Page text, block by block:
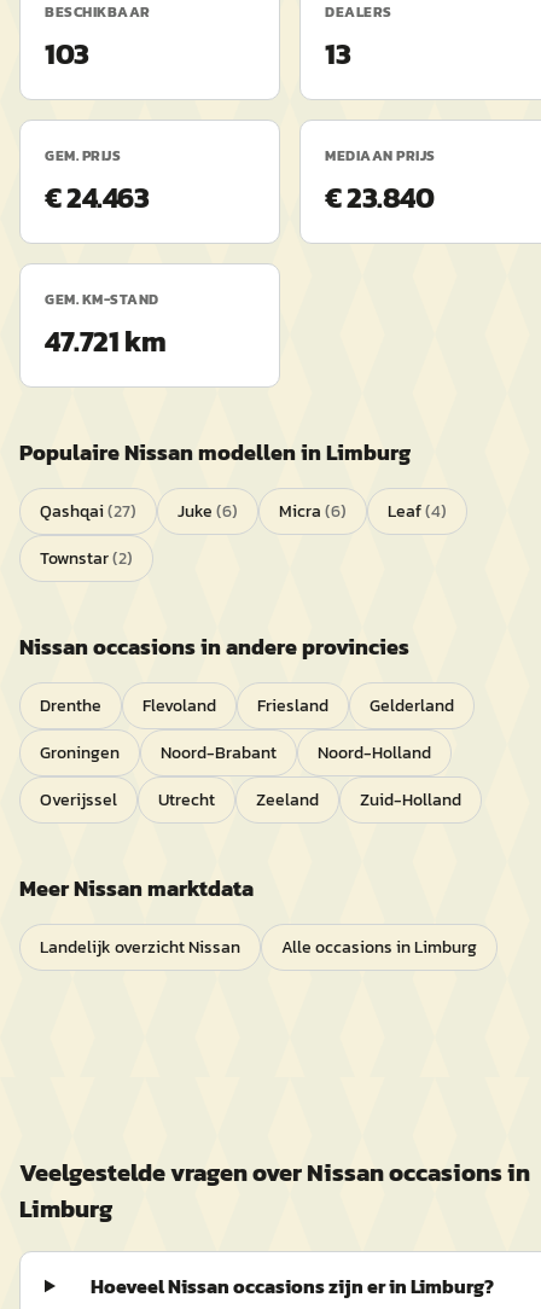
BESCHIKBAAR
103
DEALERS
13
GEM. PRIJS
€ 24.463
MEDIAAN PRIJS
€ 23.840
GEM. KM-STAND
47.721 km
PopulaireNissanmodellen inLimburg
Qashqai(27) Juke(6) Micra(6) Leaf(4)
Townstar(2)
Nissanoccasions in andere provincies
Drenthe Flevoland Friesland
Gelderland
Groningen
Noord-Brabant
Noord-Holland
Overijssel
Utrecht Zeeland Zuid-Holland
MeerNissanmarktdata
Landelijk overzichtNissan Alle occasions inLimburg
Veelgestelde vragen overNissanoccasions in
Limburg
Hoeveel Nissan occasions zijn er in Limburg?